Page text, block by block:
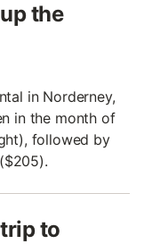
the
in Norderney,
in the month of
followed by
to